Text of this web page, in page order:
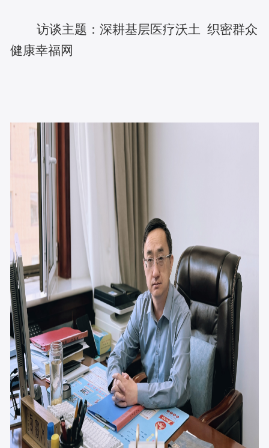
访谈主题：深耕基层医疗沃土织密群众
健康幸福网